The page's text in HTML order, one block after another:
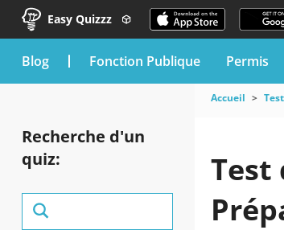
Easy Quizzz
blog Fonction Publique Permis
Recherche d'un
quiz:
Accueil
Test